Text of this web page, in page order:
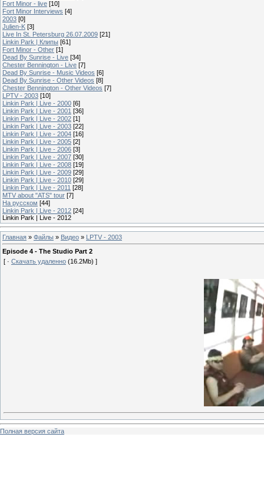
Fort Minor - live [10]
Fort Minor Interviews [4]
2003 [0]
Julien-K [3]
Live In St. Petersburg 26.07.2009 [21]
Linkin Park | Клипы [61]
Fort Minor - Other [1]
Dead By Sunrise - Live [34]
Chester Bennington - Live [7]
Dead By Sunrise - Music Videos [6]
Dead By Sunrise - Other Videos [8]
Chester Bennington - Other Videos [7]
LPTV - 2003 [10]
Linkin Park | Live - 2000 [6]
Linkin Park | Live - 2001 [36]
Linkin Park | Live - 2002 [1]
Linkin Park | Live - 2003 [22]
Linkin Park | Live - 2004 [16]
Linkin Park | Live - 2005 [2]
Linkin Park | Live - 2006 [3]
Linkin Park | Live - 2007 [30]
Linkin Park | Live - 2008 [19]
Linkin Park | Live - 2009 [29]
Linkin Park | Live - 2010 [29]
Linkin Park | Live - 2011 [28]
MTV about "ATS" tour [7]
На русском [44]
Linkin Park | Live - 2012 [24]
Linkin Park | Live - 2012
Главная » Файлы » Видео » LPTV - 2003
Episode 4 - The Studio Part 2
[ · Скачать удаленно (16.2Mb) ]
Полная версия сайта